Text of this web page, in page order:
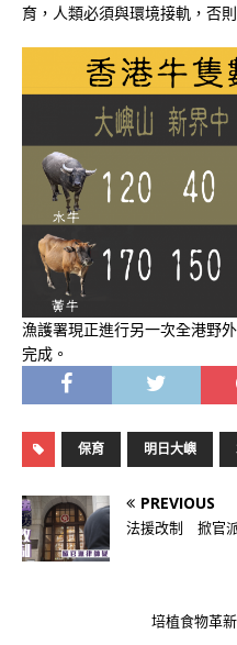
育，人類必須與環境接軌，否
漁護署現正進行另一次全港野
完成。
保育 明日大嶼
PREVIOUS
法援改制 掀官
培植食物革